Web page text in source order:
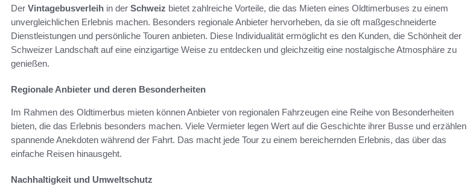
Der Vintagebusverleih in der Schweiz bietet zahlreiche Vorteile, die das Mieten eines Oldtimerbuses zu einem
unvergleichlichen Erlebnis machen. Besonders regionale Anbieter hervorheben, da sie oft maßgeschneiderte
Dienstleistungen und persönliche Touren anbieten. Diese Individualität ermöglicht es den Kunden, die Schönheit der
Schweizer Landschaft auf eine einzigartige Weise zu entdecken und gleichzeitig eine nostalgische Atmosphäre zu
genießen.
Regionale Anbieter und deren Besonderheiten
Im Rahmen des Oldtimerbus mieten können Anbieter von regionalen Fahrzeugen eine Reihe von Besonderheiten
bieten, die das Erlebnis besonders machen. Viele Vermieter legen Wert auf die Geschichte ihrer Busse und erzählen
spannende Anekdoten während der Fahrt. Das macht jede Tour zu einem bereichernden Erlebnis, das über das
einfache Reisen hinausgeht.
Nachhaltigkeit und Umweltschutz